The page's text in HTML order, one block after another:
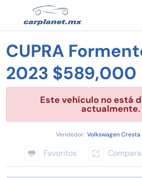
CUPRA
2023 $589,000
Este vehículo no está
actualmente.
Vendedor: Volkswagen
Favoritos